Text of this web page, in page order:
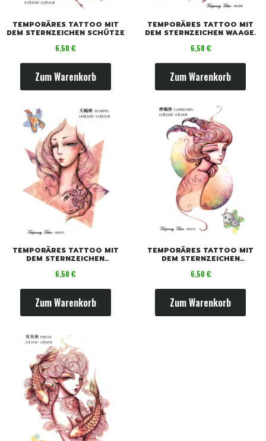
TEMPORÄRES TATTOO MIT
DEM STERNZEICHEN SCHÜTZE
Preis
6,50 €
Zum Warenkorb
TEMPORÄRES TATTOO MIT
DEM STERNZEICHEN WAAGE.
Preis
6,50 €
Zum Warenkorb
TEMPORÄRES TATTOO MIT
DEM STERNZEICHEN
Preis
6,50 €
Zum Warenkorb
TEMPORÄRES TATTOO MIT
DEM STERNZEICHEN
Preis
6,50 €
Zum Warenkorb